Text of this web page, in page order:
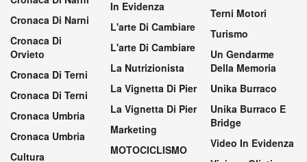
Cronaca Di Narni
Cronaca Di
Orvieto
Cronaca Di Terni
Cronaca Di Terni
Cronaca Umbria
Cronaca Umbria
Cultura
In Evidenza
L'arte Di Cambiare
L'arte Di Cambiare
La Nutrizionista
La Vignetta Di Pier
La Vignetta Di Pier
Marketing
MOTOCICLISMO
Terni Motori
Turismo
Un Gendarme
Della Memoria
Unika Burraco
Unika Burraco E
Bridge
Video In Evidenza